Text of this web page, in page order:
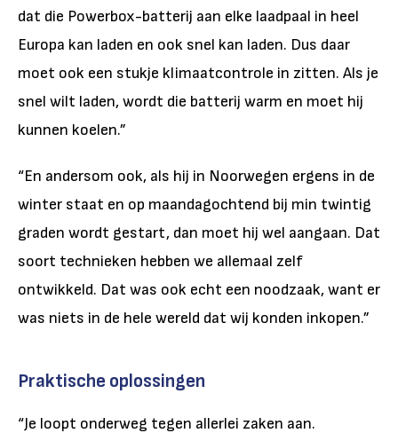
dat die Powerbox-batterij aan elke laadpaal in heel
Europa kan laden en ook snel kan laden. Dus daar
moet ook een stukje klimaatcontrole in zitten. Als je
snel wilt laden, wordt die batterij warm en moet hij
kunnen koelen.”
“En andersom ook, als hij in Noorwegen ergens in de
winter staat en op maandagochtend bij min twintig
graden wordt gestart, dan moet hij wel aangaan. Dat
soort technieken hebben we allemaal zelf
ontwikkeld. Dat was ook echt een noodzaak, want er
was niets in de hele wereld dat wij konden inkopen.”
Praktische oplossingen
“Je loopt onderweg tegen allerlei zaken aan.